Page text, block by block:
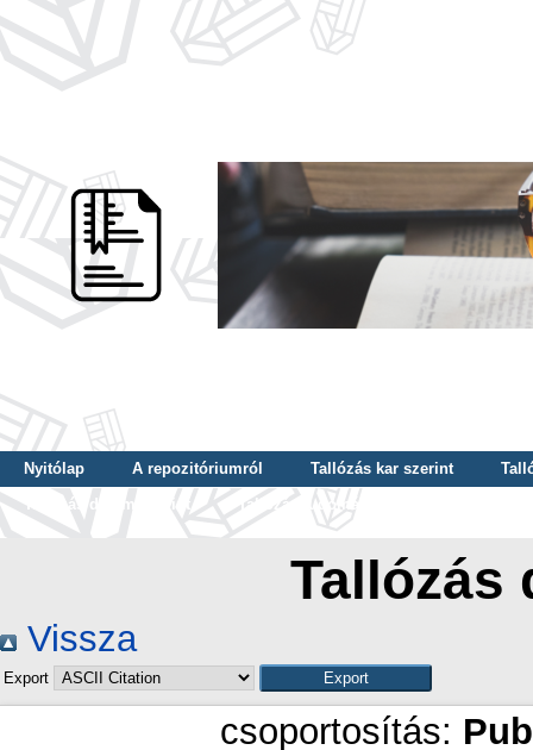
Nyitólap A repozitóriumról Tallózás kar szerint
Tallózás dátum szerint
Tallózás tudományterület szerint
Tallózás
Vissza
Export
csoportosítás: